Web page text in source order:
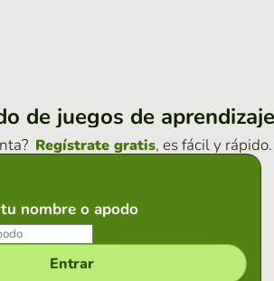
de juegos de aprendizaje
Regístrate gratis, es fácil y rápido.
nombre o apodo
Entrar